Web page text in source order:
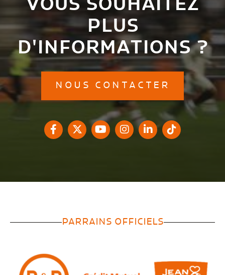
VOUS SOUHAITEZ
PLUS
D'INFORMATIONS ?
NOUS CONTACTER
PARRAINS OFFICIELS